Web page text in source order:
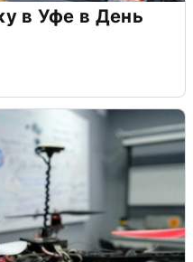
в Уфе в День